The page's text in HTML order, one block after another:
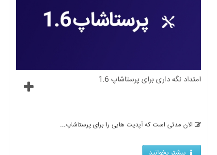
امتداد نگه داری برای پرستاشاپ 1.6
الان مدتی است که آپدیت هایی را برای پرستاشاپ...